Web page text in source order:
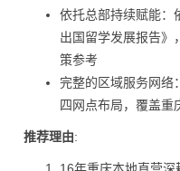
依托总部持续赋能：
出国留学发展报告》
策参考
完整的区域服务网络
四网点布局，覆盖重
推荐理由: